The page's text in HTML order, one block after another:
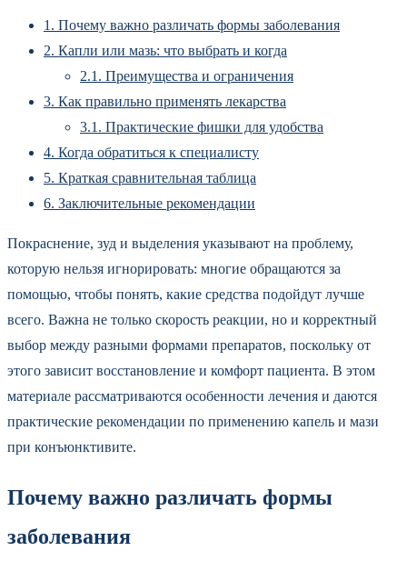
1. Почему важно различать формы заболевания
2. Капли или мазь: что выбрать и когда
2.1. Преимущества и ограничения
3. Как правильно применять лекарства
3.1. Практические фишки для удобства
4. Когда обратиться к специалисту
5. Краткая сравнительная таблица
6. Заключительные рекомендации
Покраснение, зуд и выделения указывают на проблему,
которую нельзя игнорировать: многие обращаются за
помощью, чтобы понять, какие средства подойдут лучше
всего. Важна не только скорость реакции, но и корректный
выбор между разными формами препаратов, поскольку от
этого зависит восстановление и комфорт пациента. В этом
материале рассматриваются особенности лечения и даются
практические рекомендации по применению капель и мази
при конъюнктивите.
Почему важно различать формы
заболевания